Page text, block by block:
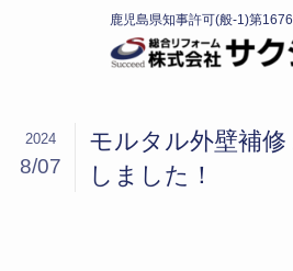
モルタル外壁補
しました！
2024
8/07